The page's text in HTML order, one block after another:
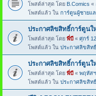
โพสต์ล่าสุด โดย B.Comics «
โพสต์แล้ว ใน การ์ตูนผู้ชายแ
ประกาศลิขสิทธิ์การ์ตูนใ
โพสต์ล่าสุด โดย พี่บี « ศุกร์
โพสต์แล้ว ใน ประกาศลิขสิท
ประกาศลิขสิทธิ์การ์ตูนใ
โพสต์ล่าสุด โดย พี่บี « พฤหัสฯ
โพสต์แล้ว ใน ประกาศลิขสิท